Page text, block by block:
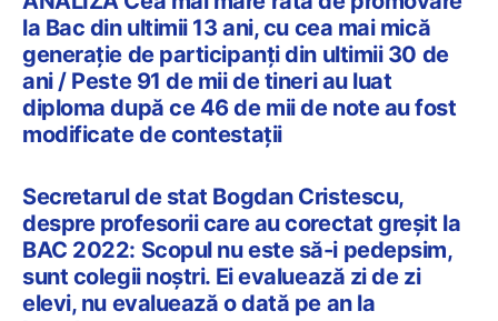
la Bac din ultimii 13 ani, cu cea mai mică
generație de participanți din ultimii 30 de
ani / Peste 91 de mii de tineri au luat
diploma după ce 46 de mii de note au fost
modificate de contestații
Secretarul de stat Bogdan Cristescu,
despre profesorii care au corectat greșit la
BAC 2022: Scopul nu este să-i pedepsim,
sunt colegii noștri. Ei evaluează zi de zi
elevi, nu evaluează o dată pe an la